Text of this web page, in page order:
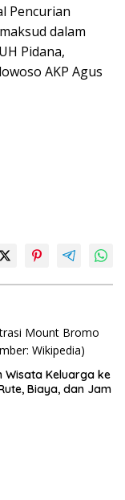
Pencurian
dalam
Pidana,
AKP Agus
Wisata Keluarga ke
Biaya, dan Jam